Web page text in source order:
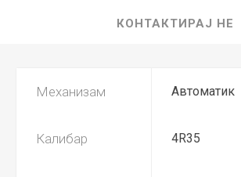
КОНТАКТИРАЈ НЕ
Механизам Автоматик
Калибар 4R35